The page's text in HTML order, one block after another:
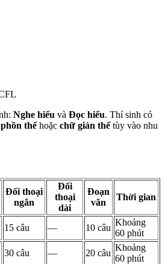
Nghe hiểu và Đọc hiểu. Thí sinh có
thểhoặc chữ giản thểtùy vào nhu
Đối thoại
ngắn
Đối
thoại
dài
Đoạn
văn
Thời gian
15 câu — 10 câu
Khoảng
60 phút
30 câu — 20 câu
Khoảng
60 phút